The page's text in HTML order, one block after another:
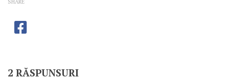
SHARE
2 RĂSPUNSURI